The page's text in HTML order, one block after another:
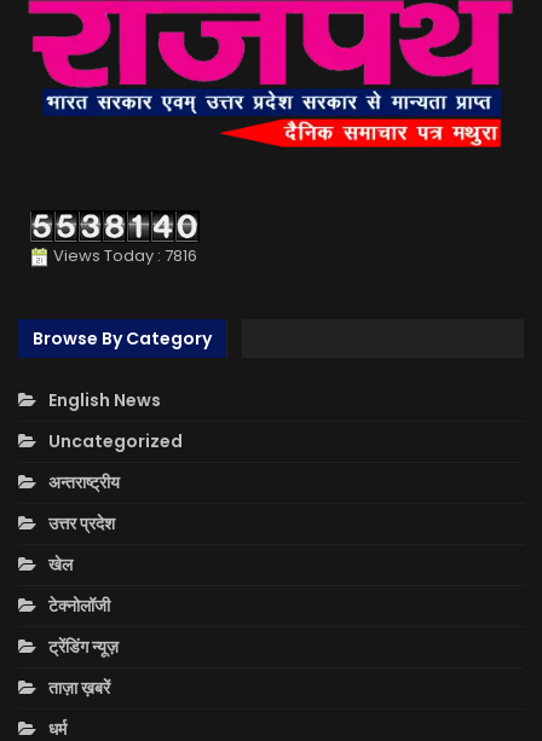
Views Today : 7816
Browse By Category
English News
Uncategorized
अन्तराष्ट्रीय
उत्तर प्रदेश
खेल
टेक्नोलॉजी
ट्रेंडिंग न्यूज़
ताज़ा ख़बरें
धर्म